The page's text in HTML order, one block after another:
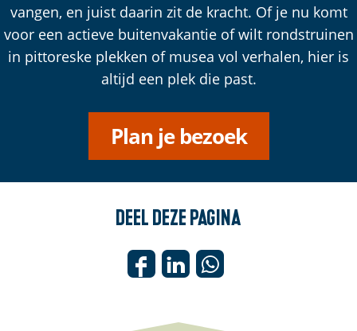
vangen, en juist daarin zit de kracht. Of je nu komt
voor een actieve buitenvakantie of wilt rondstruinen
in pittoreske plekken of musea vol verhalen, hier is
altijd een plek die past.
Plan je bezoek
Deel deze pagina
D
D
e
D